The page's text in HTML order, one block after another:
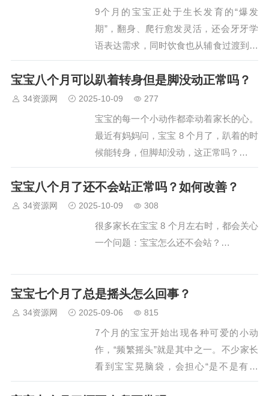
同时分享避坑技巧，帮家长…
9个月的宝宝正处于生长发育的“爆发
期”，翻身、爬行愈发灵活，还会牙牙学
语表达需求，同时饮食也从辅食过渡到多
样化搭配。这个阶段的喂养要兼顾营养均
衡，教育侧重感官、运动和语言启蒙，做
好这两点，能为宝宝的健康成长打下坚实
基础。…
宝宝八个月可以趴着转身但是脚没动正常吗？
34资源网 2025-10-09 277
宝宝的每一个小动作都牵动着家长的心。
最近有妈妈问，宝宝 8 个月了，趴着的时
候能转身，但脚却没动，这正常吗？…
宝宝八个月了还不会站正常吗？如何改善？
34资源网 2025-10-09 308
很多家长在宝宝 8 个月左右时，都会关心
一个问题：宝宝怎么还不会站？…
宝宝七个月了总是摇头怎么回事？
34资源网 2025-09-06 815
7个月的宝宝开始出现各种可爱的小动
作，“频繁摇头”就是其中之一。不少家长
看到宝宝晃脑袋，会担心“是不是有问
题”，其实多数时候，宝宝摇头是生长发